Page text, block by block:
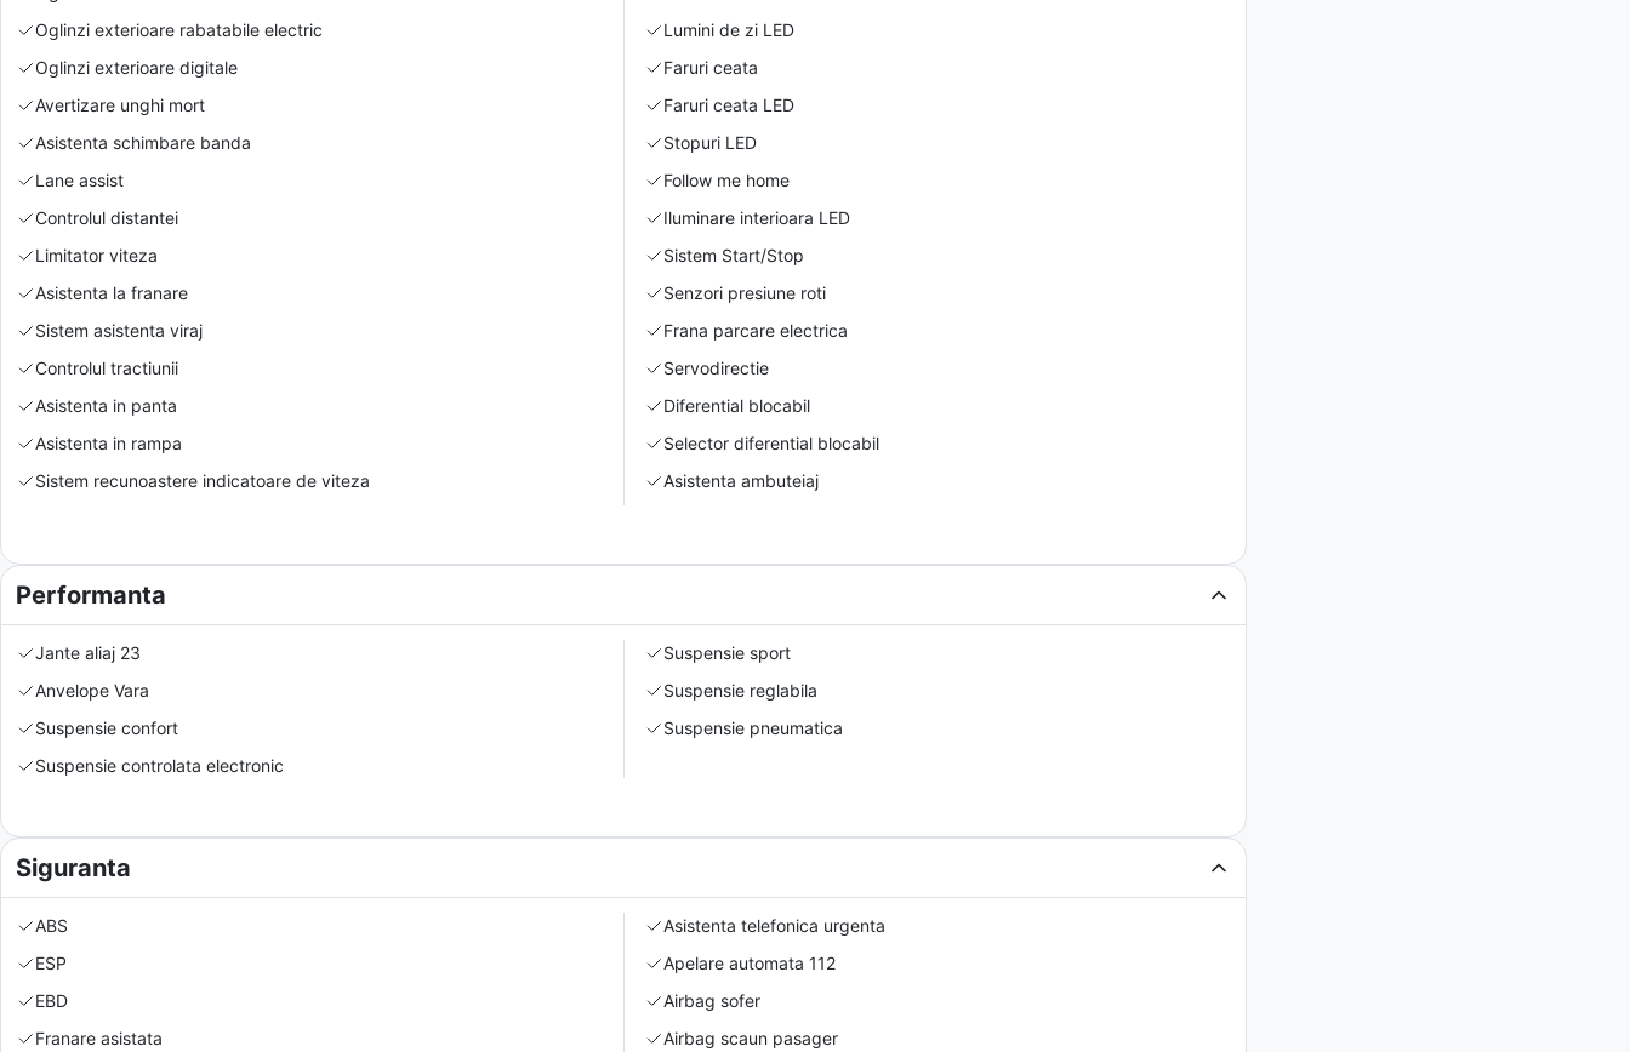
Oglinzi exterioare rabatabile electric
Oglinzi exterioare digitale
Avertizare unghi mort
Asistenta schimbare banda
Lane assist
Controlul distantei
Limitator viteza
Asistenta la franare
Sistem asistenta viraj
Controlul tractiunii
Asistenta in panta
Asistenta in rampa
Sistem recunoastere indicatoare de viteza
Lumini de zi LED
Faruri ceata
Faruri ceata LED
Stopuri LED
Follow me home
Iluminare interioara LED
Sistem Start/Stop
Senzori presiune roti
Frana parcare electrica
Servodirectie
Diferential blocabil
Selector diferential blocabil
Asistenta ambuteiaj
Performanta
Jante aliaj 23
Anvelope Vara
Suspensie confort
Suspensie controlata electronic
Suspensie sport
Suspensie reglabila
Suspensie pneumatica
Siguranta
ABS
ESP
EBD
Franare asistata
Asistenta telefonica urgenta
Apelare automata 112
Airbag sofer
Airbag scaun pasager